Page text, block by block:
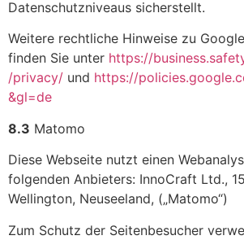
Datenschutzniveaus sicherstellt.
Weitere rechtliche Hinweise zu
finden Sie unter https://
/privacy/ und https://
&gl=de
8.3 Matomo
Diese Webseite nutzt einen
folgenden Anbieters: InnoCraft Ltd.,
Wellington, Neuseeland, („Matomo“)
Zum Schutz der Seitenbesucher